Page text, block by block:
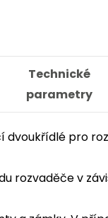
Technické
parametry
pro
rozvaděče v